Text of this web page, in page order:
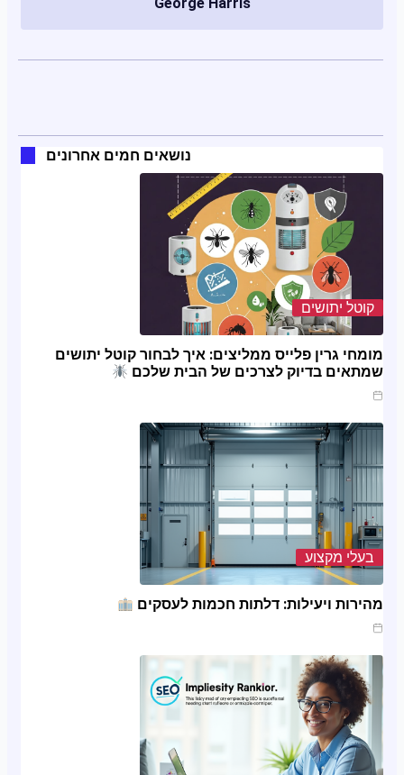
נושאים חמים אחרונים
קוטל יתושים
מומחי גרין פלייס ממליצים: איך לבחור קוטל יתושים
שמתאים בדיוק לצרכים של הבית שלכם
מרץ 20, 2025
בעלי מקצוע
מהירות ויעילות: דלתות חכמות לעסקים
ינו 20, 2025